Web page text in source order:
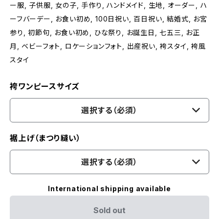
ー服, 子供服, 女の子, 手作り, ハンドメイド, 生地, オーダー, ハ
ーフバーデー, お食い初め, 100日祝い, 百日祝い, 結婚式, お宮
参り, 初節句, お食い初め, ひな祭り, お誕生日, 七五三, お正
月, ベビーフォト, ロケーションフォト, 出産祝い, 袴スタイ, 袴風
スタイ
袴ワンピースサイズ
選択する（必須）
裾上げ（まつり縫い）
選択する（必須）
International shipping available
Sold out